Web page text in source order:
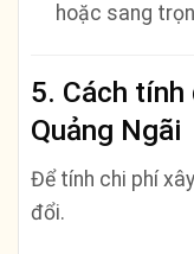
hoặc sang
5. Cách
Quảng Ngãi
Để tính chi phí
đổi.